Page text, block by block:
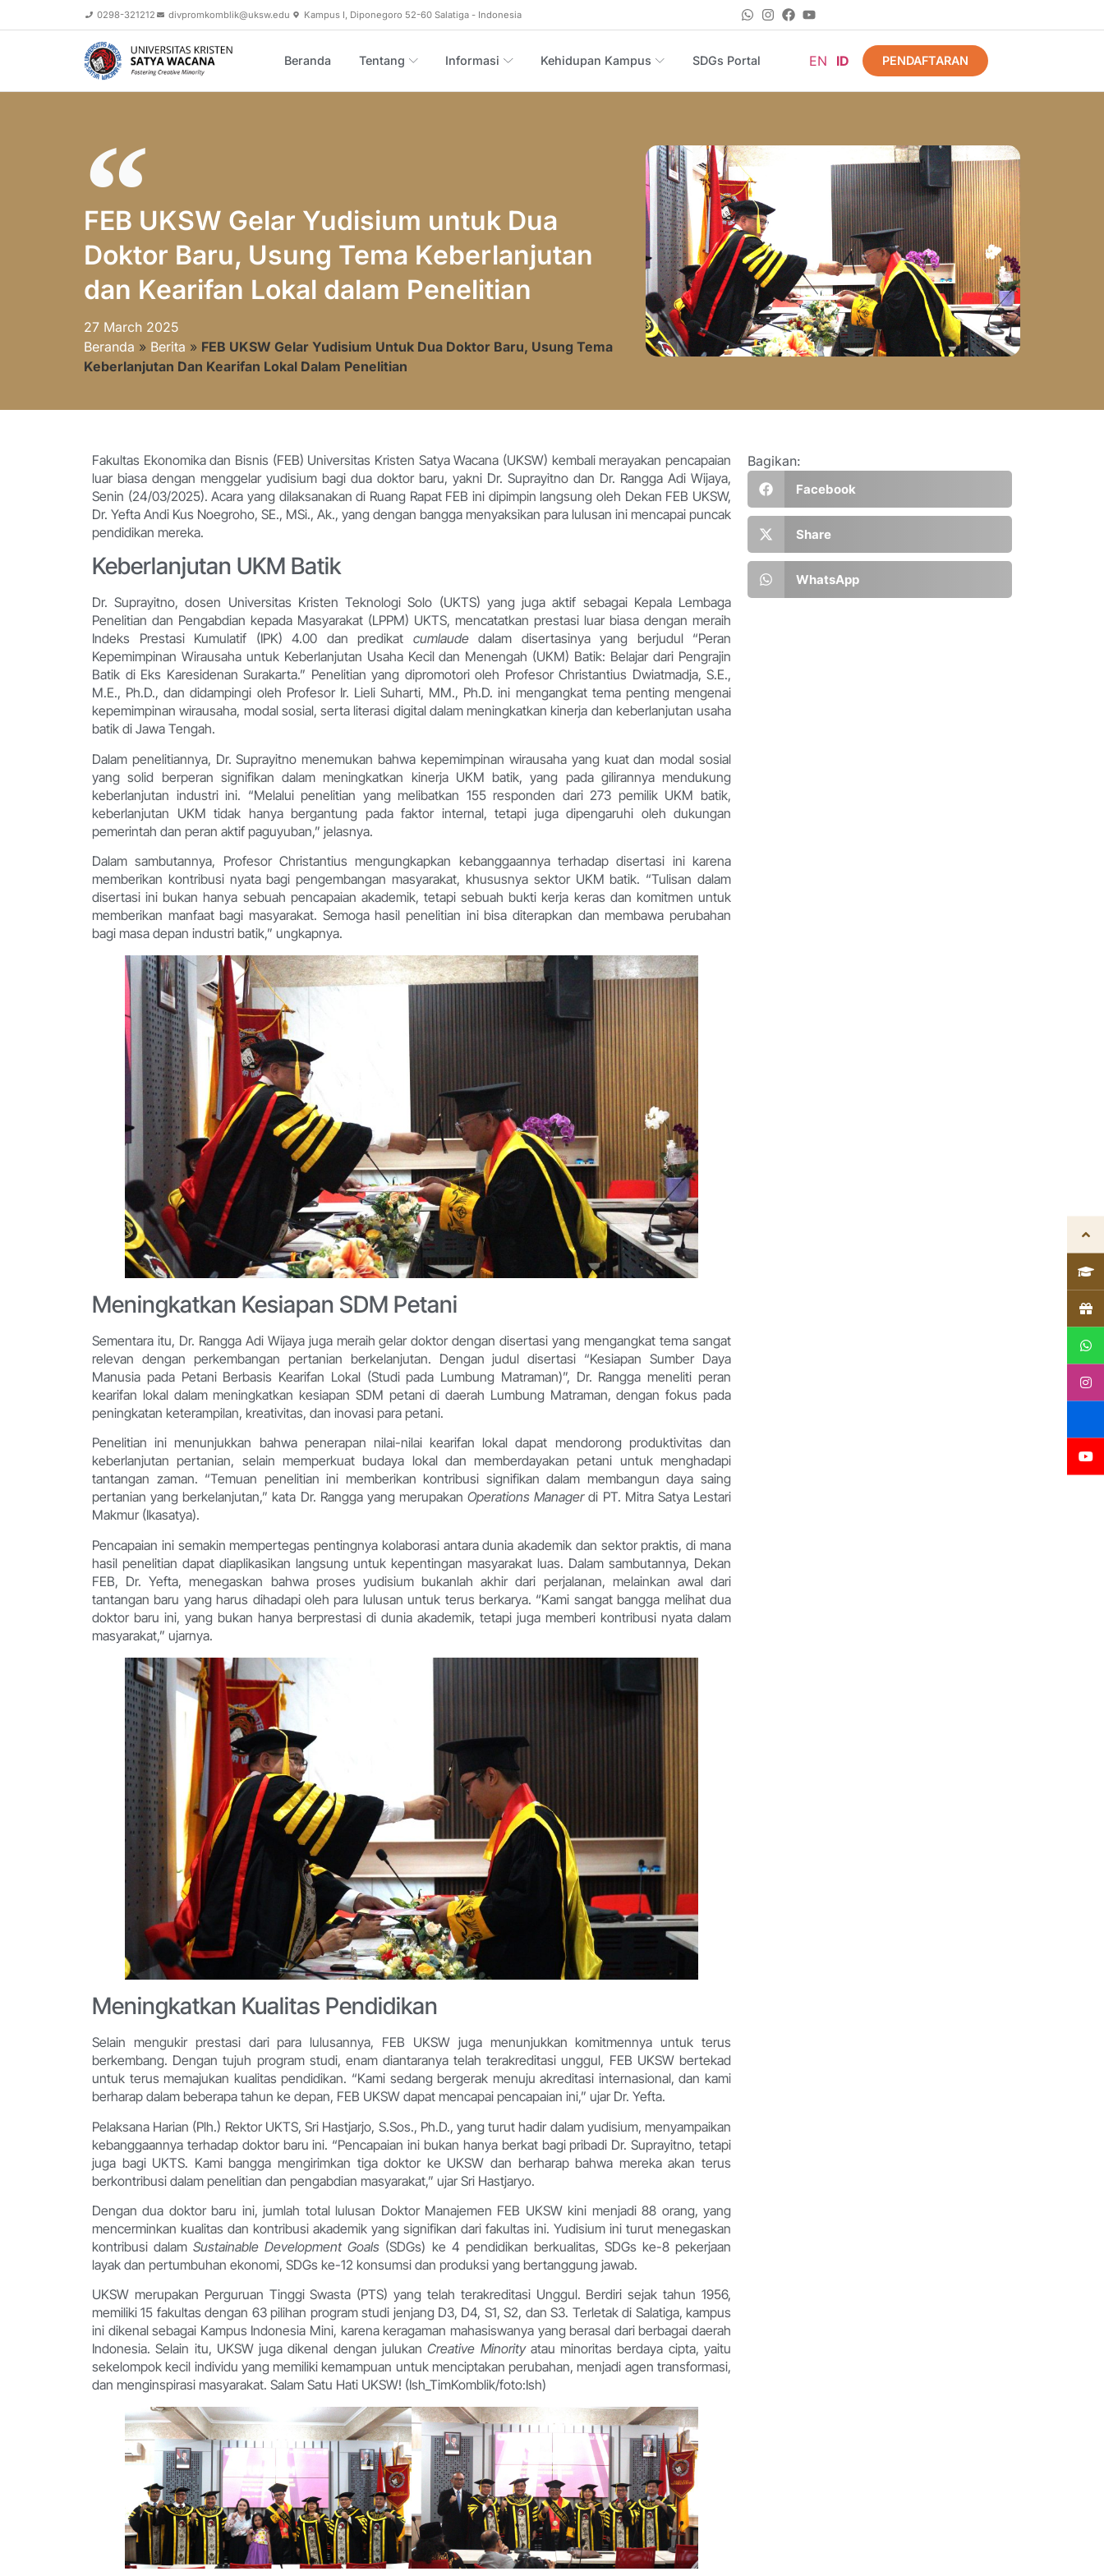
0298-321212 divpromkomblik@uksw.edu Kampus I, Diponegoro 52-60 Salatiga - Indonesia
Beranda Tentang Informasi Kehidupan Kampus SDGs Portal EN ID PENDAFTARAN
FEB UKSW Gelar Yudisium untuk Dua
Doktor Baru, Usung Tema Keberlanjutan
dan Kearifan Lokal dalam Penelitian
27 March 2025
Beranda » Berita » FEB UKSW Gelar Yudisium Untuk Dua Doktor Baru, Usung Tema
Keberlanjutan Dan Kearifan Lokal Dalam Penelitian
Fakultas Ekonomika dan Bisnis (FEB) Universitas Kristen Satya Wacana (UKSW) kembali merayakan pencapaian
luar biasa dengan menggelar yudisium bagi dua doktor baru, yakni Dr. Suprayitno dan Dr. Rangga Adi Wijaya,
Senin (24/03/2025). Acara yang dilaksanakan di Ruang Rapat FEB ini dipimpin langsung oleh Dekan FEB UKSW,
Dr. Yefta Andi Kus Noegroho, SE., MSi., Ak., yang dengan bangga menyaksikan para lulusan ini mencapai puncak
pendidikan mereka.
Keberlanjutan UKM Batik
Dr. Suprayitno, dosen Universitas Kristen Teknologi Solo (UKTS) yang juga aktif sebagai Kepala Lembaga
Penelitian dan Pengabdian kepada Masyarakat (LPPM) UKTS, mencatatkan prestasi luar biasa dengan meraih
Indeks Prestasi Kumulatif (IPK) 4.00 dan predikat cumlaudedalam disertasinya yang berjudul “Peran
Kepemimpinan Wirausaha untuk Keberlanjutan Usaha Kecil dan Menengah (UKM) Batik: Belajar dari Pengrajin
Batik di Eks Karesidenan Surakarta.” Penelitian yang dipromotori oleh Profesor Christantius Dwiatmadja, S.E.,
M.E., Ph.D., dan didampingi oleh Profesor Ir. Lieli Suharti, MM., Ph.D. ini mengangkat tema penting mengenai
kepemimpinan wirausaha, modal sosial, serta literasi digital dalam meningkatkan kinerja dan keberlanjutan usaha
batik di Jawa Tengah.
Dalam penelitiannya, Dr. Suprayitno menemukan bahwa kepemimpinan wirausaha yang kuat dan modal sosial
yang solid berperan signifikan dalam meningkatkan kinerja UKM batik, yang pada gilirannya mendukung
keberlanjutan industri ini. “Melalui penelitian yang melibatkan 155 responden dari 273 pemilik UKM batik,
keberlanjutan UKM tidak hanya bergantung pada faktor internal, tetapi juga dipengaruhi oleh dukungan
pemerintah dan peran aktif paguyuban,” jelasnya.
Dalam sambutannya, Profesor Christantius mengungkapkan kebanggaannya terhadap disertasi ini karena
memberikan kontribusi nyata bagi pengembangan masyarakat, khususnya sektor UKM batik. “Tulisan dalam
disertasi ini bukan hanya sebuah pencapaian akademik, tetapi sebuah bukti kerja keras dan komitmen untuk
memberikan manfaat bagi masyarakat. Semoga hasil penelitian ini bisa diterapkan dan membawa perubahan
bagi masa depan industri batik,” ungkapnya.
Meningkatkan Kesiapan SDM Petani
Sementara itu, Dr. Rangga Adi Wijaya juga meraih gelar doktor dengan disertasi yang mengangkat tema sangat
relevan dengan perkembangan pertanian berkelanjutan. Dengan judul disertasi “Kesiapan Sumber Daya
Manusia pada Petani Berbasis Kearifan Lokal (Studi pada Lumbung Matraman)”, Dr. Rangga meneliti peran
kearifan lokal dalam meningkatkan kesiapan SDM petani di daerah Lumbung Matraman, dengan fokus pada
peningkatan keterampilan, kreativitas, dan inovasi para petani.
Penelitian ini menunjukkan bahwa penerapan nilai-nilai kearifan lokal dapat mendorong produktivitas dan
keberlanjutan pertanian, selain memperkuat budaya lokal dan memberdayakan petani untuk menghadapi
tantangan zaman. “Temuan penelitian ini memberikan kontribusi signifikan dalam membangun daya saing
pertanian yang berkelanjutan,” kata Dr. Rangga yang merupakanOperations Managerdi PT. Mitra Satya Lestari
Makmur (Ikasatya).
Pencapaian ini semakin mempertegas pentingnya kolaborasi antara dunia akademik dan sektor praktis, di mana
hasil penelitian dapat diaplikasikan langsung untuk kepentingan masyarakat luas. Dalam sambutannya, Dekan
FEB, Dr. Yefta, menegaskan bahwa proses yudisium bukanlah akhir dari perjalanan, melainkan awal dari
tantangan baru yang harus dihadapi oleh para lulusan untuk terus berkarya. “Kami sangat bangga melihat dua
doktor baru ini, yang bukan hanya berprestasi di dunia akademik, tetapi juga memberi kontribusi nyata dalam
masyarakat,” ujarnya.
Meningkatkan Kualitas Pendidikan
Selain mengukir prestasi dari para lulusannya, FEB UKSW juga menunjukkan komitmennya untuk terus
berkembang. Dengan tujuh program studi, enam diantaranya telah terakreditasi unggul, FEB UKSW bertekad
untuk terus memajukan kualitas pendidikan. “Kami sedang bergerak menuju akreditasi internasional, dan kami
berharap dalam beberapa tahun ke depan, FEB UKSW dapat mencapai pencapaian ini,” ujar Dr. Yefta.
Pelaksana Harian (Plh.) Rektor UKTS, Sri Hastjarjo, S.Sos., Ph.D., yang turut hadir dalam yudisium, menyampaikan
kebanggaannya terhadap doktor baru ini. “Pencapaian ini bukan hanya berkat bagi pribadi Dr. Suprayitno, tetapi
juga bagi UKTS. Kami bangga mengirimkan tiga doktor ke UKSW dan berharap bahwa mereka akan terus
berkontribusi dalam penelitian dan pengabdian masyarakat,” ujar Sri Hastjaryo.
Dengan dua doktor baru ini, jumlah total lulusan Doktor Manajemen FEB UKSW kini menjadi 88 orang, yang
mencerminkan kualitas dan kontribusi akademik yang signifikan dari fakultas ini. Yudisium ini turut menegaskan
kontribusi dalamSustainable Development Goals (SDGs) ke 4 pendidikan berkualitas, SDGs ke-8 pekerjaan
layak dan pertumbuhan ekonomi, SDGs ke-12 konsumsi dan produksi yang bertanggung jawab.
UKSW merupakan Perguruan Tinggi Swasta (PTS) yang telah terakreditasi Unggul. Berdiri sejak tahun 1956,
memiliki 15 fakultas dengan 63 pilihan program studi jenjang D3, D4, S1, S2, dan S3. Terletak di Salatiga, kampus
ini dikenal sebagai Kampus Indonesia Mini, karena keragaman mahasiswanya yang berasal dari berbagai daerah
Indonesia. Selain itu, UKSW juga dikenal dengan julukan Creative Minority atau minoritas berdaya cipta, yaitu
sekelompok kecil individu yang memiliki kemampuan untuk menciptakan perubahan, menjadi agen transformasi,
dan menginspirasi masyarakat. Salam Satu Hati UKSW! (Ish_TimKomblik/foto:Ish)
Bagikan:
Facebook
Share
WhatsApp